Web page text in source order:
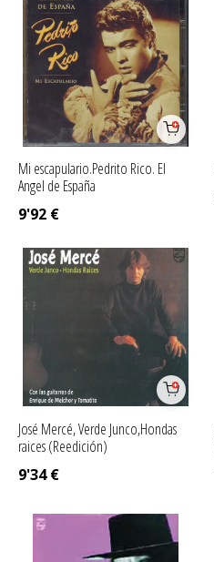
Mi escapulario.Pedrito Rico. El
Angel de España
9'92 €
José Mercé, Verde Junco,Hondas
raices (Reedición)
9'34€